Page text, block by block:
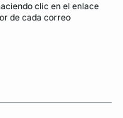
clic en el enlace
de cada correo